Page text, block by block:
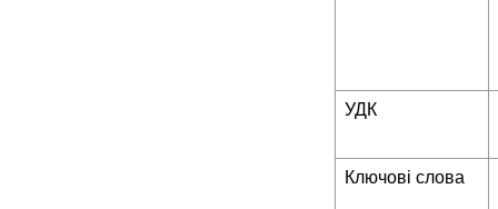
УДК
Ключові слова